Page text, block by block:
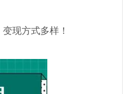
现方式多样！